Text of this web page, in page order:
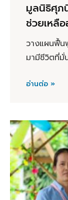
มูลนิธิศุภ
ช่วยเหลื
วางแผนฟื้น
มามีชีวิตที่
อ่านต่อ »